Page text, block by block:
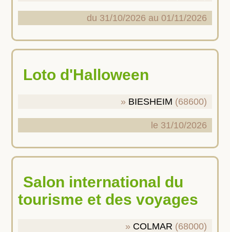
du 31/10/2026 au 01/11/2026
Loto d'Halloween
BIESHEIM (68600)
le 31/10/2026
Salon international du
tourisme et des voyages
COLMAR (68000)